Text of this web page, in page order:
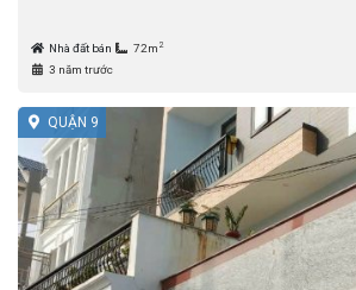
Nhà đất bán 72m 2
3 năm trước
QUẬN 9